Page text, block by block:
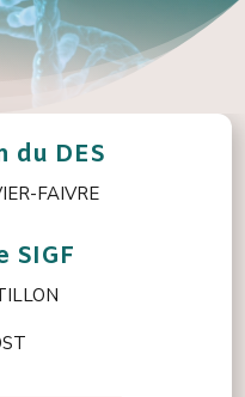
du DES
FAIVRE
SIGF